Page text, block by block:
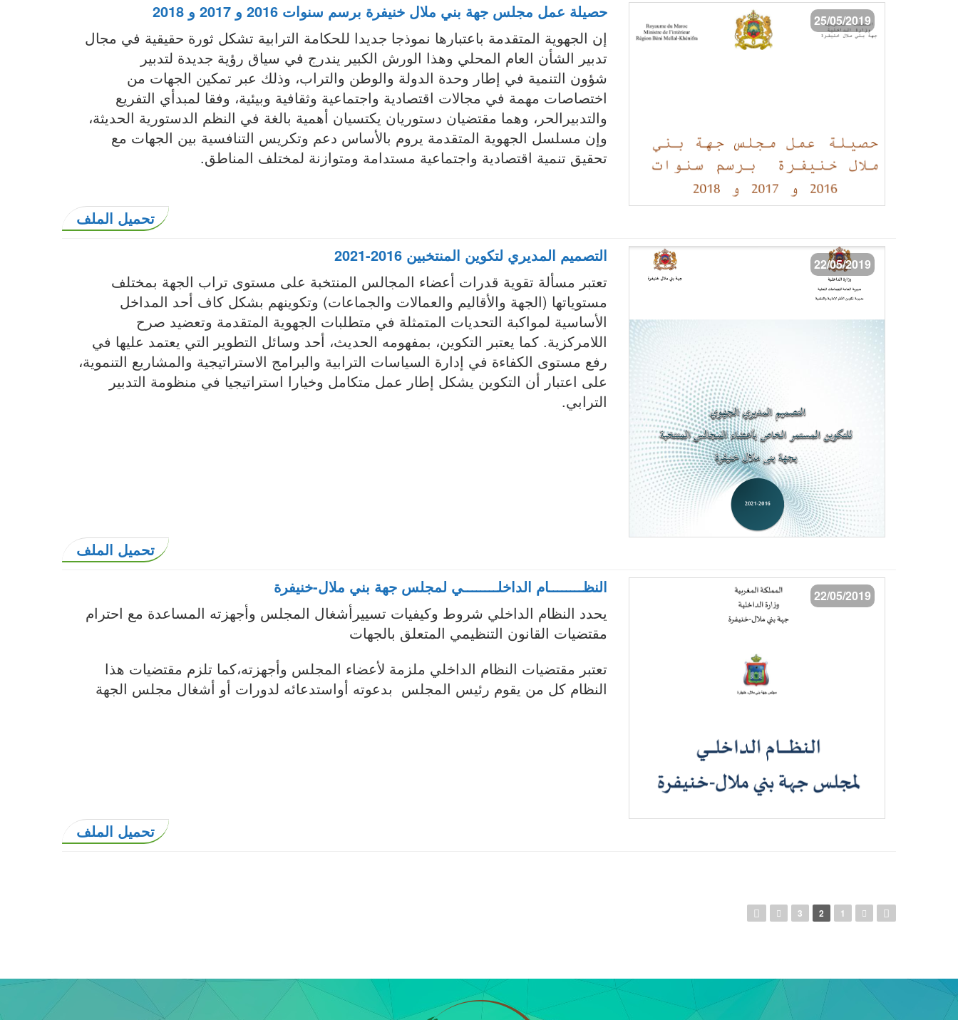
25/05/2019
حصيلة عمل مجلس جهة بني ملال خنيفرة برسم سنوات 2016 و 2017 و 2018
إن الجهوية المتقدمة باعتبارها نموذجا جديدا للحكامة الترابية تشكل ثورة حقيقية في مجال
تدبير الشأن العام المحلي وهذا الورش الكبير يندرج في سياق رؤية جديدة لتدبير
شؤون التنمية في إطار وحدة الدولة والوطن والتراب، وذلك عبر تمكين الجهات من
اختصاصات مهمة في مجالات اقتصادية واجتماعية وثقافية وبيئية، وفقا لمبدأي التفريع
والتدبيرالحر، وهما مقتضيان دستوريان يكتسيان أهمية بالغة في النظم الدستورية الحديثة،
وإن مسلسل الجهوية المتقدمة يروم بالأساس دعم وتكريس التنافسية بين الجهات مع
تحقيق تنمية اقتصادية واجتماعية مستدامة ومتوازنة لمختلف المناطق.
تحميل الملف
22/05/2019
التصميم المديري لتكوين المنتخبين 2016-2021
تعتبر مسألة تقوية قدرات أعضاء المجالس المنتخبة على مستوى تراب الجهة بمختلف
مستوياتها (الجهة والأقاليم والعمالات والجماعات) وتكوينهم بشكل كاف أحد المداخل
الأساسية لمواكبة التحديات المتمثلة في متطلبات الجهوية المتقدمة وتعضيد صرح
اللامركزية. كما يعتبر التكوين، بمفهومه الحديث، أحد وسائل التطوير التي يعتمد عليها في
رفع مستوى الكفاءة في إدارة السياسات الترابية والبرامج الاستراتيجية والمشاريع التنموية،
على اعتبار أن التكوين يشكل إطار عمل متكامل وخيارا استراتيجيا في منظومة التدبير
الترابي.
تحميل الملف
22/05/2019
النظــــــــام الداخلــــــــي لمجلس جهة بني ملال-خنيفرة
يحدد النظام الداخلي شروط وكيفيات تسييرأشغال المجلس وأجهزته المساعدة مع احترام
مقتضيات القانون التنظيمي المتعلق بالجهات
تعتبر مقتضيات النظام الداخلي ملزمة لأعضاء المجلس وأجهزته،كما تلزم مقتضيات هذا
النظام كل من يقوم رئيس المجلس بدعوته أواستدعائه لدورات أو أشغال مجلس الجهة
تحميل الملف
1
2
3